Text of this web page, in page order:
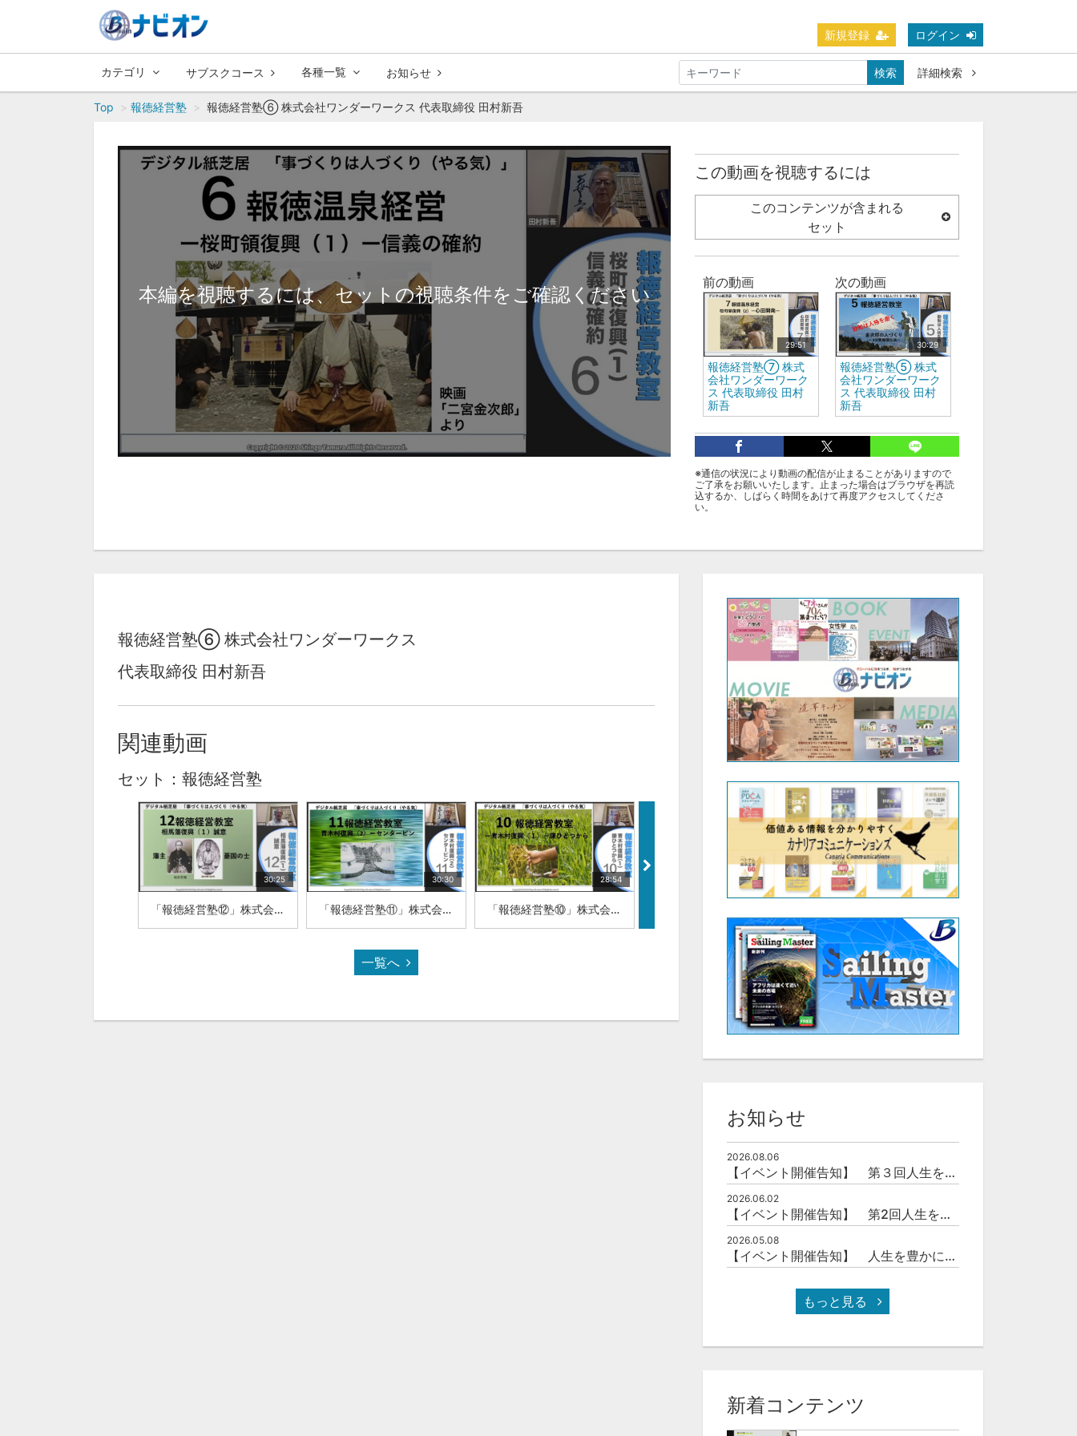
新規登録 ログイン
カテゴリ サブスクコース 各種一覧 お知らせ 検索 詳細検索
Top 報徳経営塾 報徳経営塾⑥ 株式会社ワンダーワークス 代表取締役 田村新吾
本編を視聴するには、セットの視聴条件をご確認ください
この動画を視聴するには
このコンテンツが含まれる
セット
前の動画
29:51
報徳経営塾⑦ 株式
会社ワンダーワーク
ス 代表取締役 田村
新吾
次の動画
30:29
報徳経営塾⑤ 株式
会社ワンダーワーク
ス 代表取締役 田村
新吾
Bアカデミー：田村新吾：報徳経営塾
※通信の状況により動画の配信が止まることがありますので
ご了承をお願いいたします。止まった場合はブラウザを再読
込するか、しばらく時間をあけて再度アクセスしてくださ
い。
報徳経営塾⑥ 株式会社ワンダーワークス
代表取締役 田村新吾
関連動画
セット：報徳経営塾
30:25
「報徳経営塾⑫」株式会社ワンダーワークス 代表取締役 田村新吾
30:30
「報徳経営塾⑪」株式会社ワンダーワークス 代表取締役 田村新吾
28:54
「報徳経営塾⑩」株式会社ワンダーワークス 代表取締役 田村新吾
29:25 28:35
一覧へ
お知らせ
2026.08.06
【イベント開催告知】 第３回人生を豊かにする「本の力」を学ぶ会
2026.06.02
【イベント開催告知】 第2回人生を豊かにする「本の力」を学ぶ会
2026.05.08
【イベント開催告知】 人生を豊かにする「本の力」を学ぶ会
もっと見る
新着コンテンツ